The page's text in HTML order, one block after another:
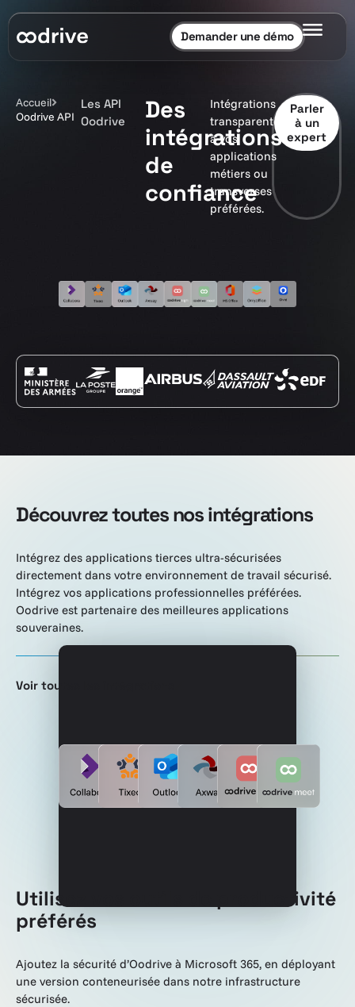
Demander une démo
Accueil
Oodrive API
Les API
Oodrive
Des
intégrations
de
confiance
Intégrations
transparentes
à vos
applications
métiers ou
transverses
préférées.
Parler
à un
expert
Découvrez toutes nos intégrations
Intégrez des applications tierces ultra-sécurisées
directement dans votre environnement de travail sécurisé.
Intégrez vos applications professionnelles préférées.
Oodrive est partenaire des meilleures applications
souveraines.
Voir toutes les intégrations
Utilisez vos outils de productivité
préférés
Ajoutez la sécurité d’Oodrive à Microsoft 365, en déployant
une version conteneurisée dans notre infrastructure
sécurisée.